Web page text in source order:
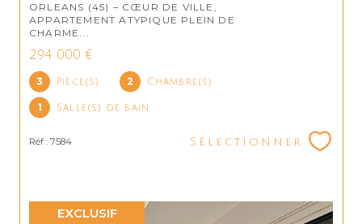
ORLEANS (45) – CŒUR DE VILLE,
APPARTEMENT ATYPIQUE PLEIN DE
CHARME...
294 000 €
3 Pièce(s) 2 Chambre(s)
1 Salle(s) de bain
Réf : 7584 Sélectionner
EXCLUSIF